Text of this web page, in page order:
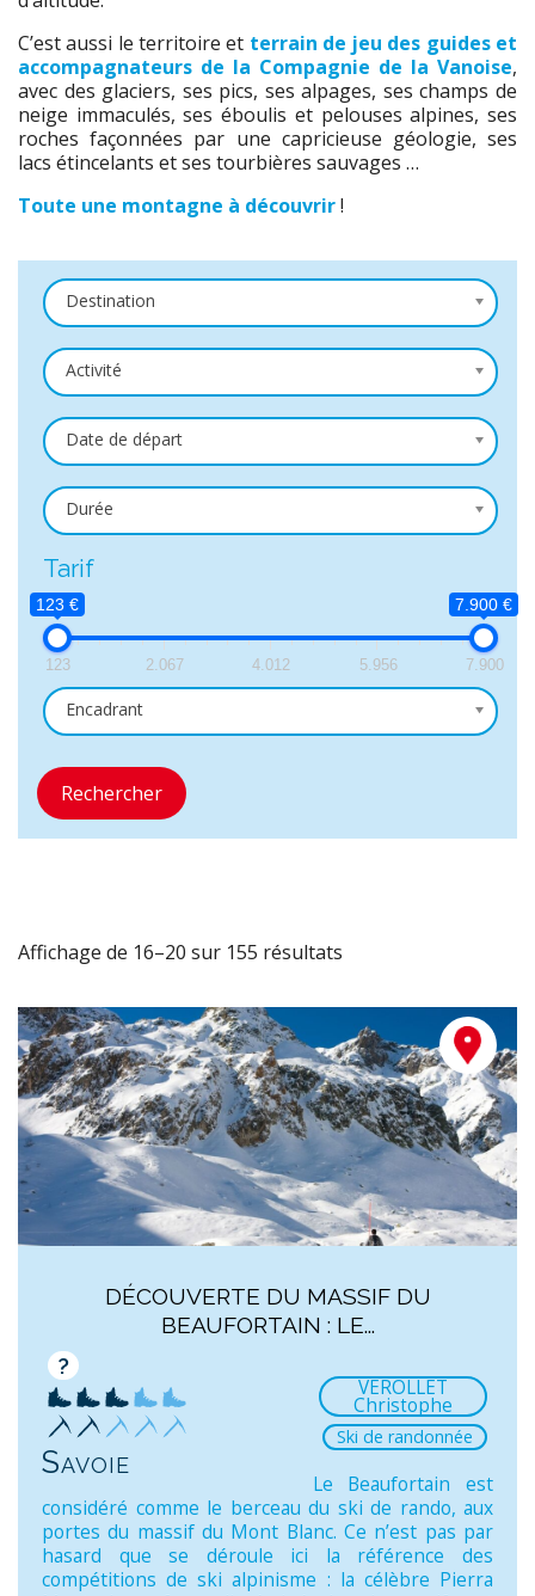
C’est aussi le territoire et terrain de jeu des guides et
accompagnateurs de la Compagnie de la Vanoise,
avec des glaciers, ses pics, ses alpages, ses champs de
neige immaculés, ses éboulis et pelouses alpines, ses
roches façonnées par une capricieuse géologie, ses
lacs étincelants et ses tourbières sauvages …
Toute une montagne à découvrir!
Destination
Activité
Date de départ
Durée
Tarif
123 € 7.900 €
123 2.067 4.012 5.956 7.900
Encadrant
Rechercher
Affichage de 16–20 sur 155 résultats
DÉCOUVERTE DU MASSIF DU
BEAUFORTAIN : LE...
?
Savoie
VEROLLET
Christophe
Ski de randonnée
Le Beaufortain est
considéré comme le berceau du ski de rando, aux
portes du massif du Mont Blanc. Ce n’est pas par
hasard que se déroule ici la référence des
compétitions de ski alpinisme : la célèbre Pierra